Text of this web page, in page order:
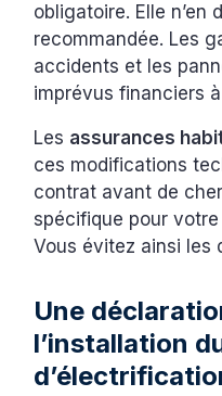
obligatoire. Elle n’en
recommandée. Les
accidents et les
imprévus financiers à
Les assurances
ces modifications
contrat avant de
spécifique pour
Vous évitez ainsi les
Une
l’installation